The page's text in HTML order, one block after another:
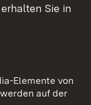
Sie in
Elemente von
auf der